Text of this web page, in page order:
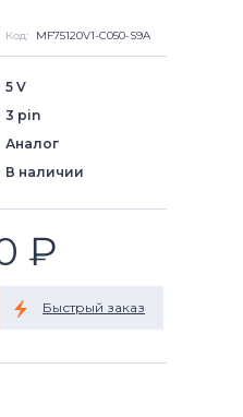
Код: MF75120V1-C050-S9A
5 V
3 pin
Аналог
В наличии
₽